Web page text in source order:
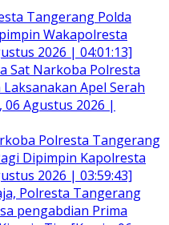
Tangerang Polda
Wakapolresta
2026 | 04:01:13]
Sat Narkoba Polresta
Apel Serah
06 Agustus 2026 |
Polresta Tangerang
Dipimpin Kapolresta
2026 | 03:59:43]
Polresta Tangerang
pengabdian Prima